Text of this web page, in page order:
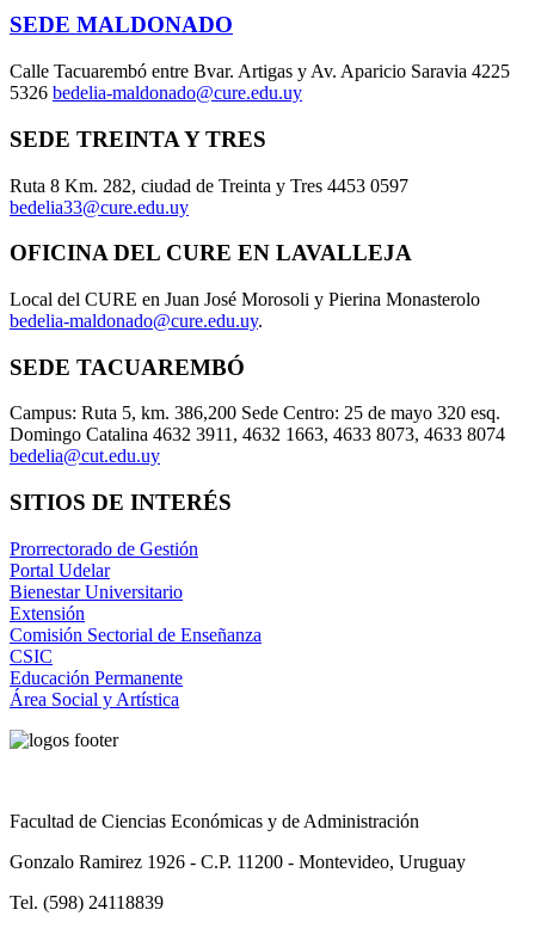
SEDE MALDONADO
Calle Tacuarembó entre Bvar. Artigas y Av. Aparicio Saravia 4225
5326 bedelia-maldonado@cure.edu.uy
SEDE TREINTA Y TRES
Ruta 8 Km. 282, ciudad de Treinta y Tres 4453 0597
bedelia33@cure.edu.uy
OFICINA DEL CURE EN LAVALLEJA
Local del CURE en Juan José Morosoli y Pierina Monasterolo
bedelia-maldonado@cure.edu.uy.
SEDE TACUAREMBÓ
Campus: Ruta 5, km. 386,200 Sede Centro: 25 de mayo 320 esq.
Domingo Catalina 4632 3911, 4632 1663, 4633 8073, 4633 8074
bedelia@cut.edu.uy
SITIOS DE INTERÉS
Prorrectorado de Gestión
Portal Udelar
Bienestar Universitario
Extensión
Comisión Sectorial de Enseñanza
CSIC
Educación Permanente
Área Social y Artística
Facultad de Ciencias Económicas y de Administración
Gonzalo Ramirez 1926 - C.P. 11200 - Montevideo, Uruguay
Tel. (598) 24118839